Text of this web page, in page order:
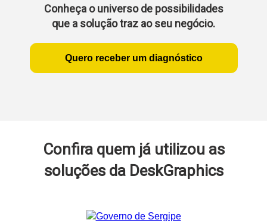
Conheça o universo de possibilidades
que a solução traz ao seu negócio.
Quero receber um diagnóstico
Confira quem já utilizou as
soluções da DeskGraphics